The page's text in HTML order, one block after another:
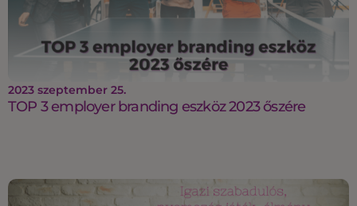
2023 szeptember 25.
TOP 3 employer branding eszköz 2023 őszére